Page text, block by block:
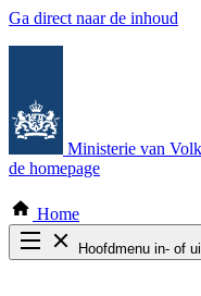
Ga direct naar de inhoud
Ministerie van
de homepage
Home
Hoofdmenu in- of